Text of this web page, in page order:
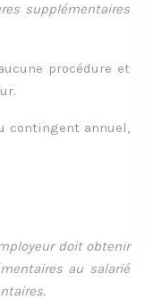
supplémentaires
procédure et
contingent annuel,
doit obtenir
au salarié